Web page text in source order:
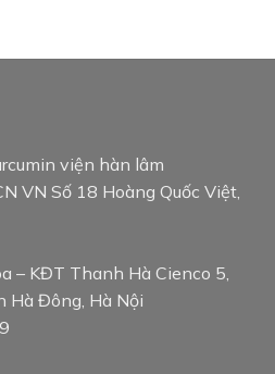
viện hàn lâm
VN Số 18 Hoàng Quốc Việt,
– KĐT Thanh Hà Cienco 5,
Hà Đông, Hà Nội